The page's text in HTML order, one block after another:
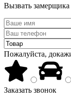
Вызвать замерщика
Пожалуйста,
Заказать звонок